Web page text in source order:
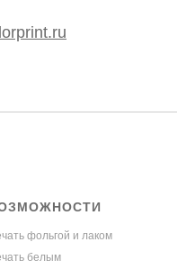
белым
фольгой и лаком